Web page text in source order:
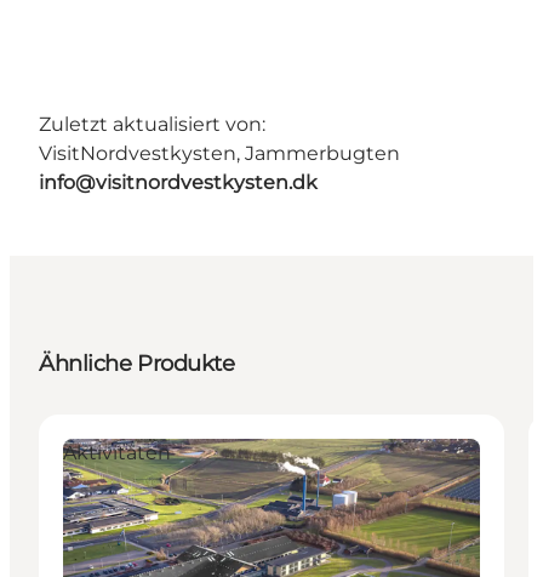
Zuletzt aktualisiert von:
VisitNordvestkysten, Jammerbugten
info@visitnordvestkysten.dk
Ähnliche Produkte
Aktivitäten